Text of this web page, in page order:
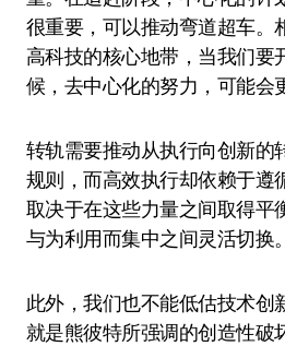
很重要，可以推动弯道超车。
高科技的核心地带，当我们要
候，去中心化的努力，可能会
转轨需要推动从执行向创新的
规则，而高效执行却依赖于遵
取决于在这些力量之间取得平
与为利用而集中之间灵活切换。
此外，我们也不能低估技术创
就是熊彼特所强调的创造性破